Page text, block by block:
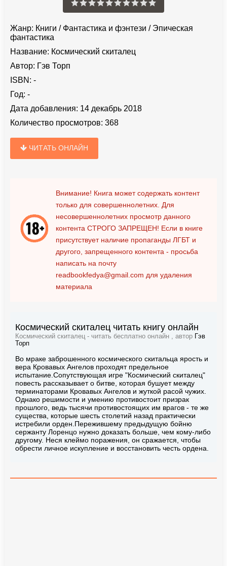
Жанр: Книги / Фантастика и фэнтези / Эпическая
фантастика
Название: Космический скиталец
Автор: Гэв Торп
ISBN: -
Год: -
Дата добавления: 14 декабрь 2018
Количество просмотров: 368
ЧИТАТЬ ОНЛАЙН
Внимание! Книга может содержать контент
только для совершеннолетних. Для
несовершеннолетних просмотр данного
контента СТРОГО ЗАПРЕЩЕН! Если в книге
присутствует наличие пропаганды ЛГБТ и
другого, запрещенного контента - просьба
написать на почту
readbookfedya@gmail.com для удаления
материала
Космический скиталец читать книгу онлайн
Космический скиталец - читать бесплатно онлайн , автор
Гэв
Торп
Во мраке заброшенного космического скитальца ярость и
вера Кровавых Ангелов проходят предельное
испытание.Сопутствующая игре "Космический скиталец"
повесть рассказывает о битве, которая бушует между
терминаторами Кровавых Ангелов и жуткой расой чужих.
Однако решимости и умению противостоит призрак
прошлого, ведь тысячи противостоящих им врагов - те же
существа, которые шесть столетий назад практически
истребили орден.Пережившему предыдущую бойню
сержанту Лоренцо нужно доказать больше, чем кому-либо
другому. Неся клеймо поражения, он сражается, чтобы
обрести личное искупление и восстановить честь ордена.